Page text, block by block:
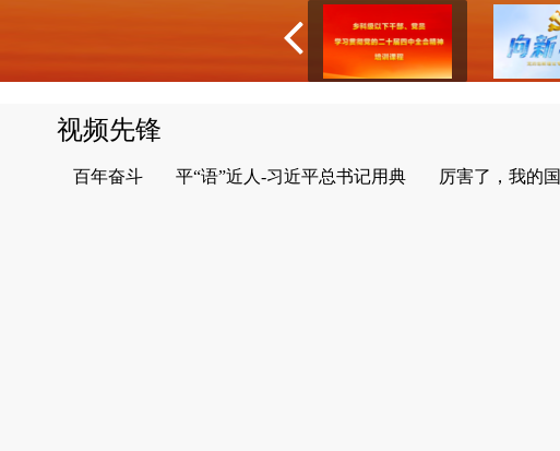
视频先锋
百年奋斗 平“语”近人-习近平总书记用典 厉害了，我的国